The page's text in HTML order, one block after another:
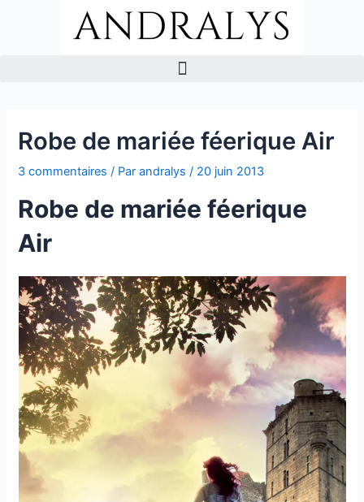
Menu
Robe de mariée féerique Air
3 commentaires / Parandralys/ 20 juin 2013
Robe de mariée féerique
Air
Navigation